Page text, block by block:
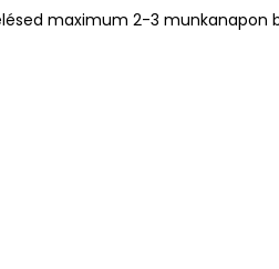
maximum 2-3 munkanapon